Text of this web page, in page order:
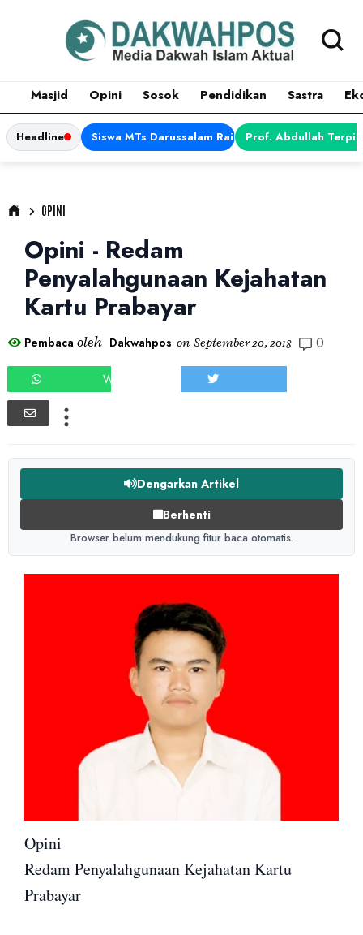
Masjid Opini Sosok Pendidikan Sastra
Headline Siswa MTs Darussalam Raih Juara 1 dalam
Prof. Abdullah
OPINI
Opini - Redam
Penyalahgunaan Kejahatan
Kartu Prabayar
Pembaca oleh Dakwahpos on September 20, 2018 0
WHATSAPP
Dengarkan Artikel
Berhenti
Browser belum mendukung fitur baca otomatis.
Opini
Redam Penyalahgunaan Kejahatan Kartu
Prabayar